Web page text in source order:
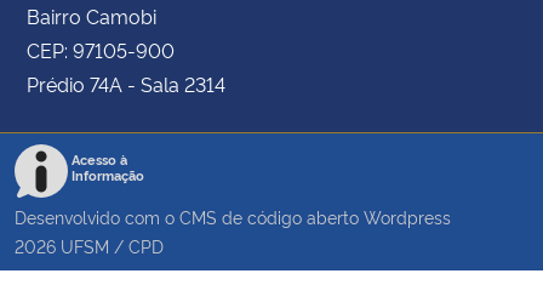
Bairro Camobi
CEP: 97105-900
Prédio 74A - Sala 2314
Acesso à
Informação
Desenvolvido com o CMS de código aberto Wordpress
2026 UFSM / CPD